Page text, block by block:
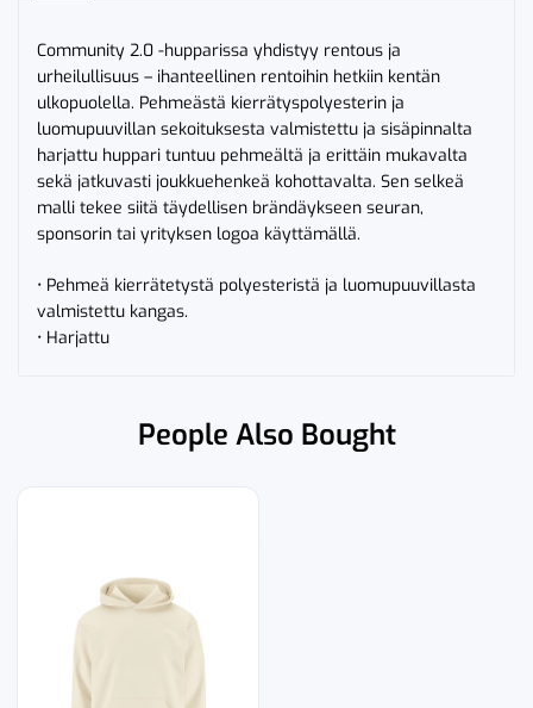
Community 2.0 -hupparissa yhdistyy rentous ja
urheilullisuus – ihanteellinen rentoihin hetkiin kentän
ulkopuolella. Pehmeästä kierrätyspolyesterin ja
luomupuuvillan sekoituksesta valmistettu ja sisäpinnalta
harjattu huppari tuntuu pehmeältä ja erittäin mukavalta
sekä jatkuvasti joukkuehenkeä kohottavalta. Sen selkeä
malli tekee siitä täydellisen brändäykseen seuran,
sponsorin tai yrityksen logoa käyttämällä.
• Pehmeä kierrätetystä polyesteristä ja luomupuuvillasta
valmistettu kangas.
• Harjattu
People Also Bought